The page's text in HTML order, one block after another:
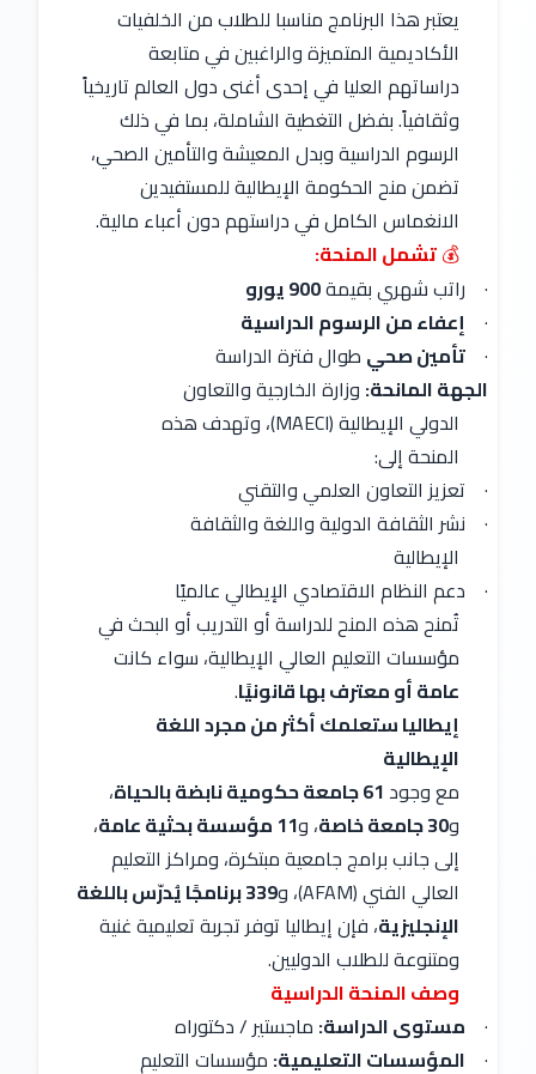
يعتبر هذا البرنامج مناسبا للطلاب من الخلفيات
الأكاديمية المتميزة والراغبين في متابعة
دراساتهم العليا في إحدى أغنى دول العالم تاريخياً
وثقافياً. بفضل التغطية الشاملة، بما في ذلك
الرسوم الدراسية وبدل المعيشة والتأمين الصحي،
تضمن منح الحكومة الإيطالية للمستفيدين
الانغماس الكامل في دراستهم دون أعباء مالية.
💰 تشمل المنحة:
· راتب شهري بقيمة900 يورو
· إعفاء من الرسوم الدراسية
· تأمين صحي طوال فترة الدراسة
الجهة المانحة: وزارة الخارجية والتعاون
الدولي الإيطالية (MAECI)، وتهدف هذه
المنحة إلى:
· تعزيز التعاون العلمي والتقني
· نشر الثقافة الدولية واللغة والثقافة
الإيطالية
· دعم النظام الاقتصادي الإيطالي عالميًا
تُمنح هذه المنح للدراسة أو التدريب أو البحث في
مؤسسات التعليم العالي الإيطالية، سواء كانت
عامة أو معترف بها قانونيًا.
إيطاليا ستعلمك أكثر من مجرد اللغة
الإيطالية
مع وجود 61 جامعة حكومية نابضة بالحياة
،
و30 جامعة خاصة ، و11 مؤسسة بحثية عامة
،
إلى جانب برامج جامعية مبتكرة، ومراكز التعليم
العالي الفني (AFAM)، و
339 برنامجًا يُدرّس باللغة
الإنجليزية، فإن إيطاليا توفر تجربة تعليمية غنية
ومتنوعة للطلاب الدوليين.
وصف المنحة الدراسية
· مستوى الدراسة: ماجستير / دكتوراه
· المؤسسات التعليمية: مؤسسات التعليم